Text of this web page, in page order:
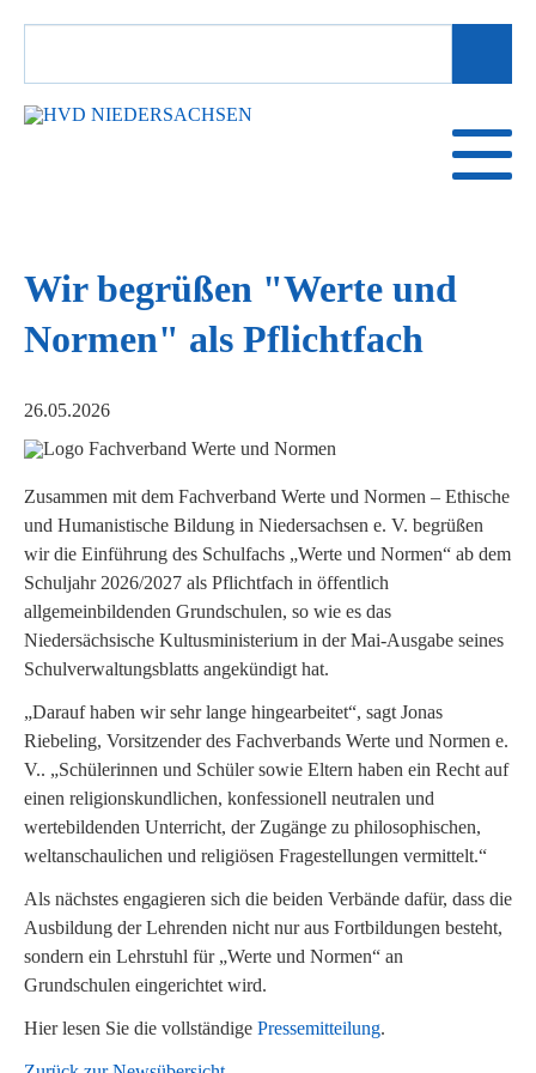
SUCHBEGRIFFE
Wir begrüßen "Werte und
Normen" als Pflichtfach
26.05.2026
Zusammen mit dem Fachverband Werte und Normen – Ethische
und Humanistische Bildung in Niedersachsen e. V. begrüßen
wir die Einführung des Schulfachs „Werte und Normen“ ab dem
Schuljahr 2026/2027 als Pflichtfach in öffentlich
allgemeinbildenden Grundschulen, so wie es das
Niedersächsische Kultusministerium in der Mai-Ausgabe seines
Schulverwaltungsblatts angekündigt hat.
„Darauf haben wir sehr lange hingearbeitet“, sagt Jonas
Riebeling, Vorsitzender des Fachverbands Werte und Normen e.
V.. „Schülerinnen und Schüler sowie Eltern haben ein Recht auf
einen religionskundlichen, konfessionell neutralen und
wertebildenden Unterricht, der Zugänge zu philosophischen,
weltanschaulichen und religiösen Fragestellungen vermittelt.“
Als nächstes engagieren sich die beiden Verbände dafür, dass die
Ausbildung der Lehrenden nicht nur aus Fortbildungen besteht,
sondern ein Lehrstuhl für „Werte und Normen“ an
Grundschulen eingerichtet wird.
Hier lesen Sie die vollständige Pressemitteilung.